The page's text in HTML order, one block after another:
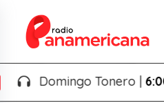
Domingo Tonero |